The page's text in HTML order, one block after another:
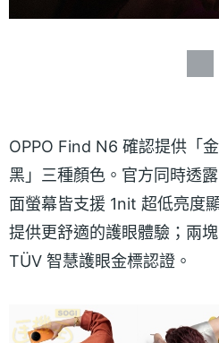
OPPO Find N6 確認提供「
黑」三種顏色。官方同時透
面螢幕皆支援 1nit 超低亮度
提供更舒適的護眼體驗；兩
TÜV 智慧護眼金標認證。